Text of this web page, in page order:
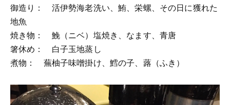
御造り： 活伊勢海老洗い、鮪、栄螺、その日に獲れた
地魚
焼き物： 鮸（ニベ）塩焼き、なます、青唐
箸休め： 白子玉地蒸し
煮物： 蕪柚子味噌掛け、鱈の子、蕗（ふき）